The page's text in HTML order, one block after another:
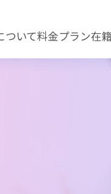
ついて料金プラン在